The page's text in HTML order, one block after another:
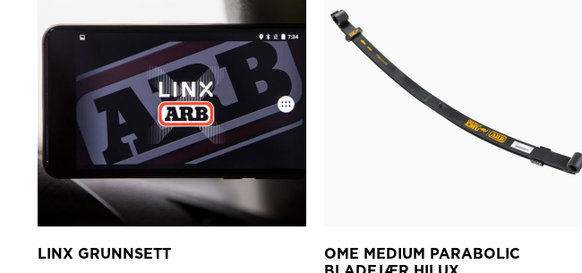
LINX GRUNNSETT
OME MEDIUM PARABOLIC